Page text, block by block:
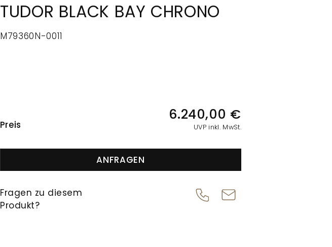
TUDOR BLACK BAY CHRONO
M79360N-0011
Preis
6.240,00 €
UVP inkl. MwSt.
ANFRAGEN
Fragen zu diesem
Produkt?